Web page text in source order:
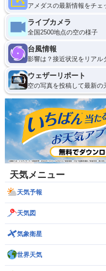
アメダスの最新情報をチェ
ライブカメラ
全国2500地点の空の様子
台風情報
影響は？接近状況をリアル
ウェザーリポート
空の写真を投稿して最新の
天気メニュー
天気予報
天気図
気象衛星
世界天気